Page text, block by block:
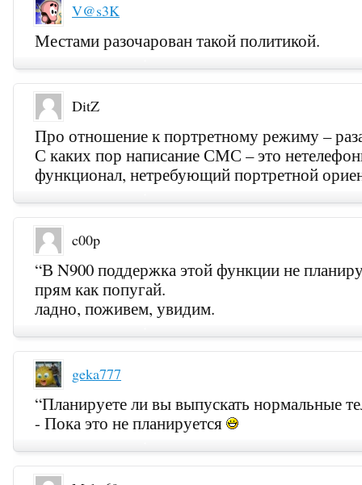
V@s3K
Местами разочарован такой политикой.
DitZ
Про отношение к портретному режиму –
С каких пор написание СМС – это
функционал, нетребующий портретной
c00p
“В N900 поддержка этой функции не
прям как попугай.
ладно, поживем, увидим.
geka777
“Планируете ли вы выпускать нормальные
- Пока это не планируется